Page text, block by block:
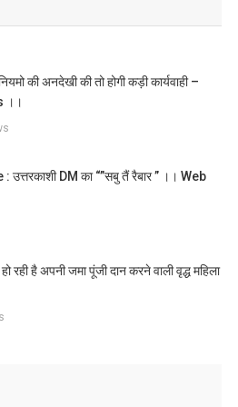
की अनदेखी की तो होगी कड़ी कार्यवाही –
।।
DM का “”सबु तैं रैबार ” ।। Web
है अपनी जमा पूंजी दान करने वाली वृद्ध महिला